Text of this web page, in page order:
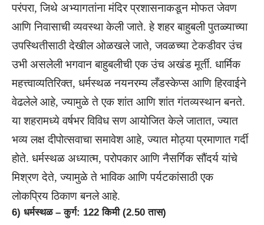
परंपरा, जिथे अभ्यागतांना मंदिर प्रशासनाकडून मोफत जेवण
आणि निवासाची व्यवस्था केली जाते. हे शहर बाहुबली पुतळ्याच्या
उपस्थितीसाठी देखील ओळखले जाते, जवळच्या टेकडीवर उंच
उभी असलेली भगवान बाहुबलीची एक उंच अखंड मूर्ती. धार्मिक
महत्त्वाव्यतिरिक्त, धर्मस्थळ नयनरम्य लँडस्केप्स आणि हिरवाईने
वेढलेले आहे, ज्यामुळे ते एक शांत आणि शांत गंतव्यस्थान बनते.
या शहरामध्ये वर्षभर विविध सण आयोजित केले जातात, ज्यात
भव्य लक्ष दीपोत्सवाचा समावेश आहे, ज्यात मोठ्या प्रमाणात गर्दी
होते. धर्मस्थळ अध्यात्म, परोपकार आणि नैसर्गिक सौंदर्य यांचे
मिश्रण देते, ज्यामुळे ते भाविक आणि पर्यटकांसाठी एक
लोकप्रिय ठिकाण बनले आहे.
6) धर्मस्थळ – कुर्ग: 122 किमी (2.50 तास)